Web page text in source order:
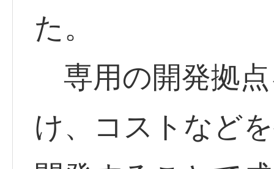
た。
専用の開発拠
け、コストなど